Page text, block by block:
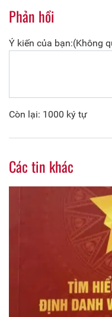
Phản hồi
Ý kiến của bạn:(Không
Còn lại: 1000 ký tự
Các tin khác